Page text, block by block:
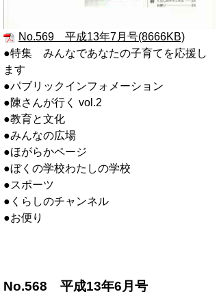
No.569 平成13年7月号(8666KB)
●特集 みんなであなたの子育てを応援し
ます
●パブリックインフォメーション
●陳さんが行く vol.2
●教育と文化
●みんなの広場
●ほがらかページ
●ぼくの学校わたしの学校
●スポーツ
●くらしのチャンネル
●お便り
No.568 平成13年6月号